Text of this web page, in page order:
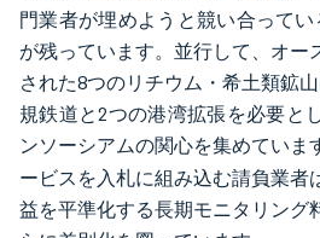
門業者が埋めようと競い合って
が残っています。並行して、オー
された8つのリチウム・希土類鉱
規鉄道と2つの港湾拡張を必要と
ンソーシアムの関心を集めていま
ービスを入札に組み込む請負業者
益を平準化する長期モニタリング